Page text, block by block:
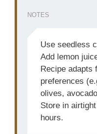
NOTES
Use seedless
Add lemon
Recipe adapts
preferences
olives,
Store in
hours.